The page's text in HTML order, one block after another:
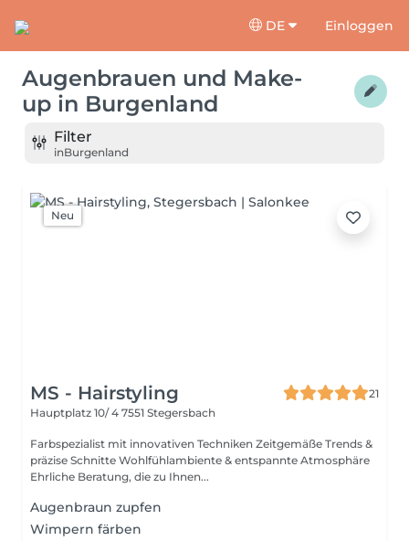
DE Einloggen
Augenbrauen und Make-
up in Burgenland
Filter
inBurgenland
Neu
MS - Hairstyling
21
Hauptplatz 10/ 4 7551 Stegersbach
Farbspezialist mit innovativen Techniken Zeitgemäße Trends &
präzise Schnitte Wohlfühlambiente & entspannte Atmosphäre
Ehrliche Beratung, die zu Ihnen...
Augenbraun zupfen
Wimpern färben